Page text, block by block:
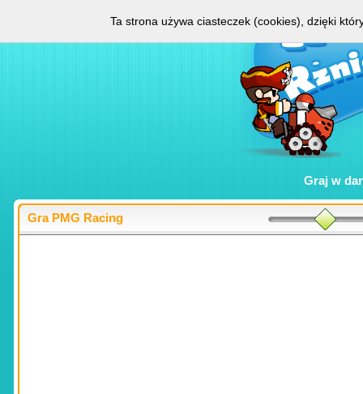
Graj w
Gra PMG Racing
Ta strona używa ciasteczek (cookies), dzięki